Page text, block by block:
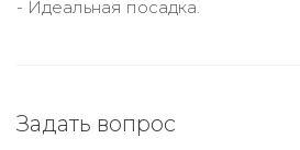
- Идеальная посадка.
Задать вопрос